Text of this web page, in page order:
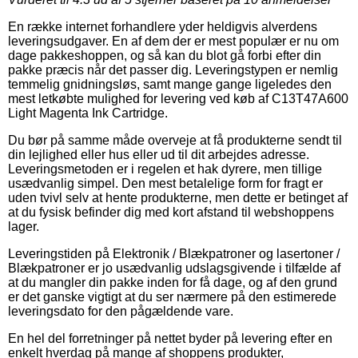
En række internet forhandlere yder heldigvis alverdens
leveringsudgaver. En af dem der er mest populær er nu om
dage pakkeshoppen, og så kan du blot gå forbi efter din
pakke præcis når det passer dig. Leveringstypen er nemlig
temmelig gnidningsløs, samt mange gange ligeledes den
mest letkøbte mulighed for levering ved køb af C13T47A600
Light Magenta Ink Cartridge.
Du bør på samme måde overveje at få produkterne sendt til
din lejlighed eller hus eller ud til dit arbejdes adresse.
Leveringsmetoden er i regelen et hak dyrere, men tillige
usædvanlig simpel. Den mest betalelige form for fragt er
uden tvivl selv at hente produkterne, men dette er betinget af
at du fysisk befinder dig med kort afstand til webshoppens
lager.
Leveringstiden på Elektronik / Blækpatroner og lasertoner /
Blækpatroner er jo usædvanlig udslagsgivende i tilfælde af
at du mangler din pakke inden for få dage, og af den grund
er det ganske vigtigt at du ser nærmere på den estimerede
leveringsdato for den pågældende vare.
En hel del forretninger på nettet byder på levering efter en
enkelt hverdag på mange af shoppens produkter,